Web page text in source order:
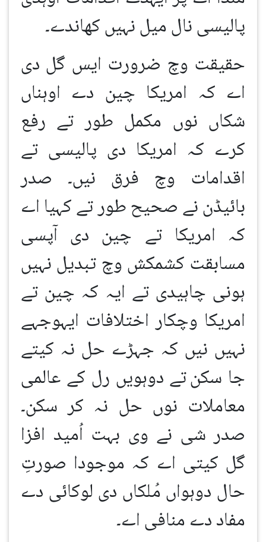
پالیسی نال میل نہیں کھاندے۔
حقیقت وچ ضرورت ایس گل دی
اے کہ امریکا چین دے اوہناں
شکاں نوں مکمل طور تے رفع
کرے کہ امریکا دی پالیسی تے
اقدامات وچ فرق نیں۔ صدر
بائیڈن نے صحیح طور تے کہیا اے
کہ امریکا تے چین دی آپسی
مسابقت کشمکش وچ تبدیل نہیں
ہونی چاہیدی تے ایہ کہ چین تے
امریکا وچکار اختلافات ایہوجہے
نہیں نیں کہ جہڑے حل نہ کیتے
جا سکنتے دوہویں رل کے عالمی
معاملات نوں حل نہ کر سکن۔
صدر شی نے وی بہت اُمید افزا
گل کیتی اے کہ موجودا صورتِ
حال دوہواں مُلکاں دی لوکائی دے
مفاد دے منافی اے۔